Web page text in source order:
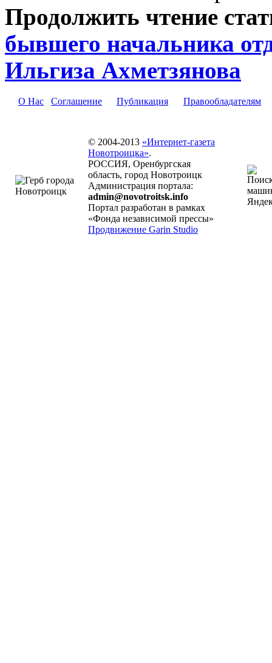
Продолжить чтение
бывшего начальника
Ильгиза Ахметзянова
О Нас Соглашение Публикация Правообладателям
© 2004-2013 «Интернет-газета
Новотроицка».
РОССИЯ, Оренбургская
область, город Новотроицк
Администрация портала:
admin@novotroitsk.info
Портал разработан в рамках
«Фонда независимой прессы»
Продвижение Garin Studio